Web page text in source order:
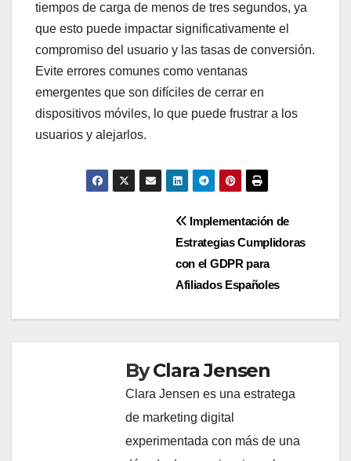
tiempos de carga de menos de tres segundos, ya
que esto puede impactar significativamente el
compromiso del usuario y las tasas de conversión.
Evite errores comunes como ventanas
emergentes que son difíciles de cerrar en
dispositivos móviles, lo que puede frustrar a los
usuarios y alejarlos.
Implementación de
Estrategias Cumplidoras
con el GDPR para
Afiliados Españoles
ByClara Jensen
Clara Jensen es una estratega
de marketing digital
experimentada con más de una